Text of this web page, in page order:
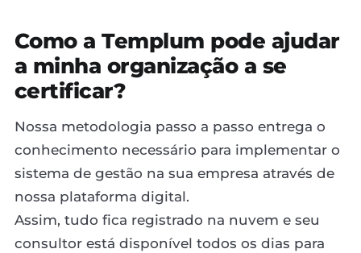
Como a Templum pode ajudar
a minha organização a se
certificar?
Nossa metodologia passo a passo entrega o
conhecimento necessário para implementar o
sistema de gestão na sua empresa através de
nossa plataforma digital.
Assim, tudo fica registrado na nuvem e seu
consultor está disponível todos os dias para